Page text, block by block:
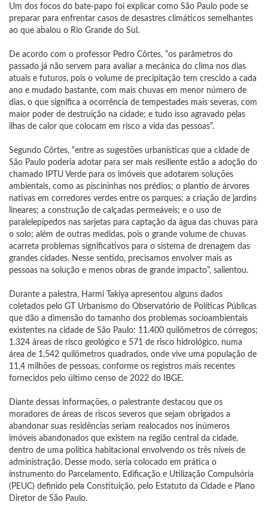
Um dos focos do bate-papo foi explicar como São Paulo pode se
preparar para enfrentar casos de desastres climáticos semelhantes
ao que abalou o Rio Grande do Sul.
De acordo com o professor Pedro Côrtes, “os parâmetros do
passado já não servem para avaliar a mecânica do clima nos dias
atuais e futuros, pois o volume de precipitação tem crescido a cada
ano e mudado bastante, com mais chuvas em menor número de
dias, o que significa a ocorrência de tempestades mais severas, com
maior poder de destruição na cidade; e tudo isso agravado pelas
ilhas de calor que colocam em risco a vida das pessoas”.
Segundo Côrtes, “entre as sugestões urbanísticas que a cidade de
São Paulo poderia adotar para ser mais resiliente estão a adoção do
chamado IPTU Verde para os imóveis que adotarem soluções
ambientais, como as piscininhas nos prédios; o plantio de árvores
nativas em corredores verdes entre os parques; a criação de jardins
lineares; a construção de calçadas permeáveis; e o uso de
paralelepípedos nas sarjetas para captação da água das chuvas para
o solo; além de outras medidas, pois o grande volume de chuvas
acarreta problemas significativos para o sistema de drenagem das
grandes cidades. Nesse sentido, precisamos envolver mais as
pessoas na solução e menos obras de grande impacto”, salientou.
Durante a palestra, Harmi Takiya apresentou alguns dados
coletados pelo GT Urbanismo do Observatório de Políticas Públicas
que dão a dimensão do tamanho dos problemas socioambientais
existentes na cidade de São Paulo: 11.400 quilômetros de córregos;
1.324 áreas de risco geológico e 571 de risco hidrológico, numa
área de 1,542 quilômetros quadrados, onde vive uma população de
11,4 milhões de pessoas, conforme os registros mais recentes
fornecidos pelo último censo de 2022 do IBGE.
Diante dessas informações, o palestrante destacou que os
moradores de áreas de riscos severos que sejam obrigados a
abandonar suas residências seriam realocados nos inúmeros
imóveis abandonados que existem na região central da cidade,
dentro de uma política habitacional envolvendo os três níveis de
administração. Desse modo, seria colocado em prática o
instrumento do Parcelamento, Edificação e Utilização Compulsória
(PEUC) definido pela Constituição, pelo Estatuto da Cidade e Plano
Diretor de São Paulo.